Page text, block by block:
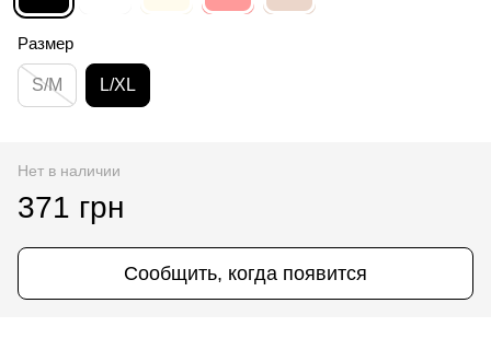
Размер
S/M L/XL
Нет в наличии
371 грн
Сообщить, когда появится